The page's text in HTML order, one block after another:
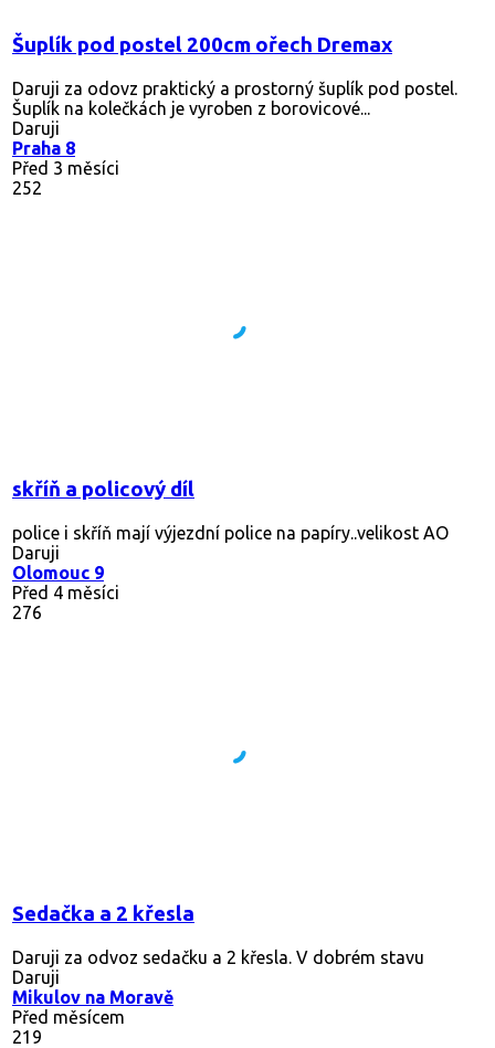
Šuplík pod postel 200cm ořech Dremax
Daruji za odovz praktický a prostorný šuplík pod postel.
Šuplík na kolečkách je vyroben z borovicové...
Daruji
Praha 8
Před 3 měsíci
252
skříň a policový díl
police i skříň mají výjezdní police na papíry..velikost AO
Daruji
Olomouc 9
Před 4 měsíci
276
Sedačka a 2 křesla
Daruji za odvoz sedačku a 2 křesla. V dobrém stavu
Daruji
Mikulov na Moravě
Před měsícem
219